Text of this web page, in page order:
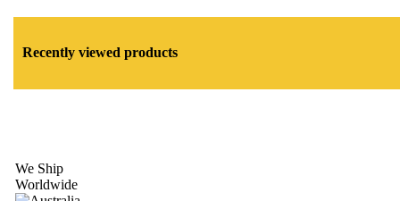
Recently viewed products
We Ship
Worldwide